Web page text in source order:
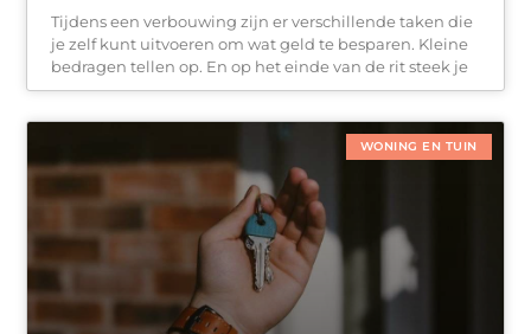
Tijdens een verbouwing zijn er verschillende taken die
je zelf kunt uitvoeren om wat geld te besparen. Kleine
bedragen tellen op. En op het einde van de rit steek je
WONING EN TUIN